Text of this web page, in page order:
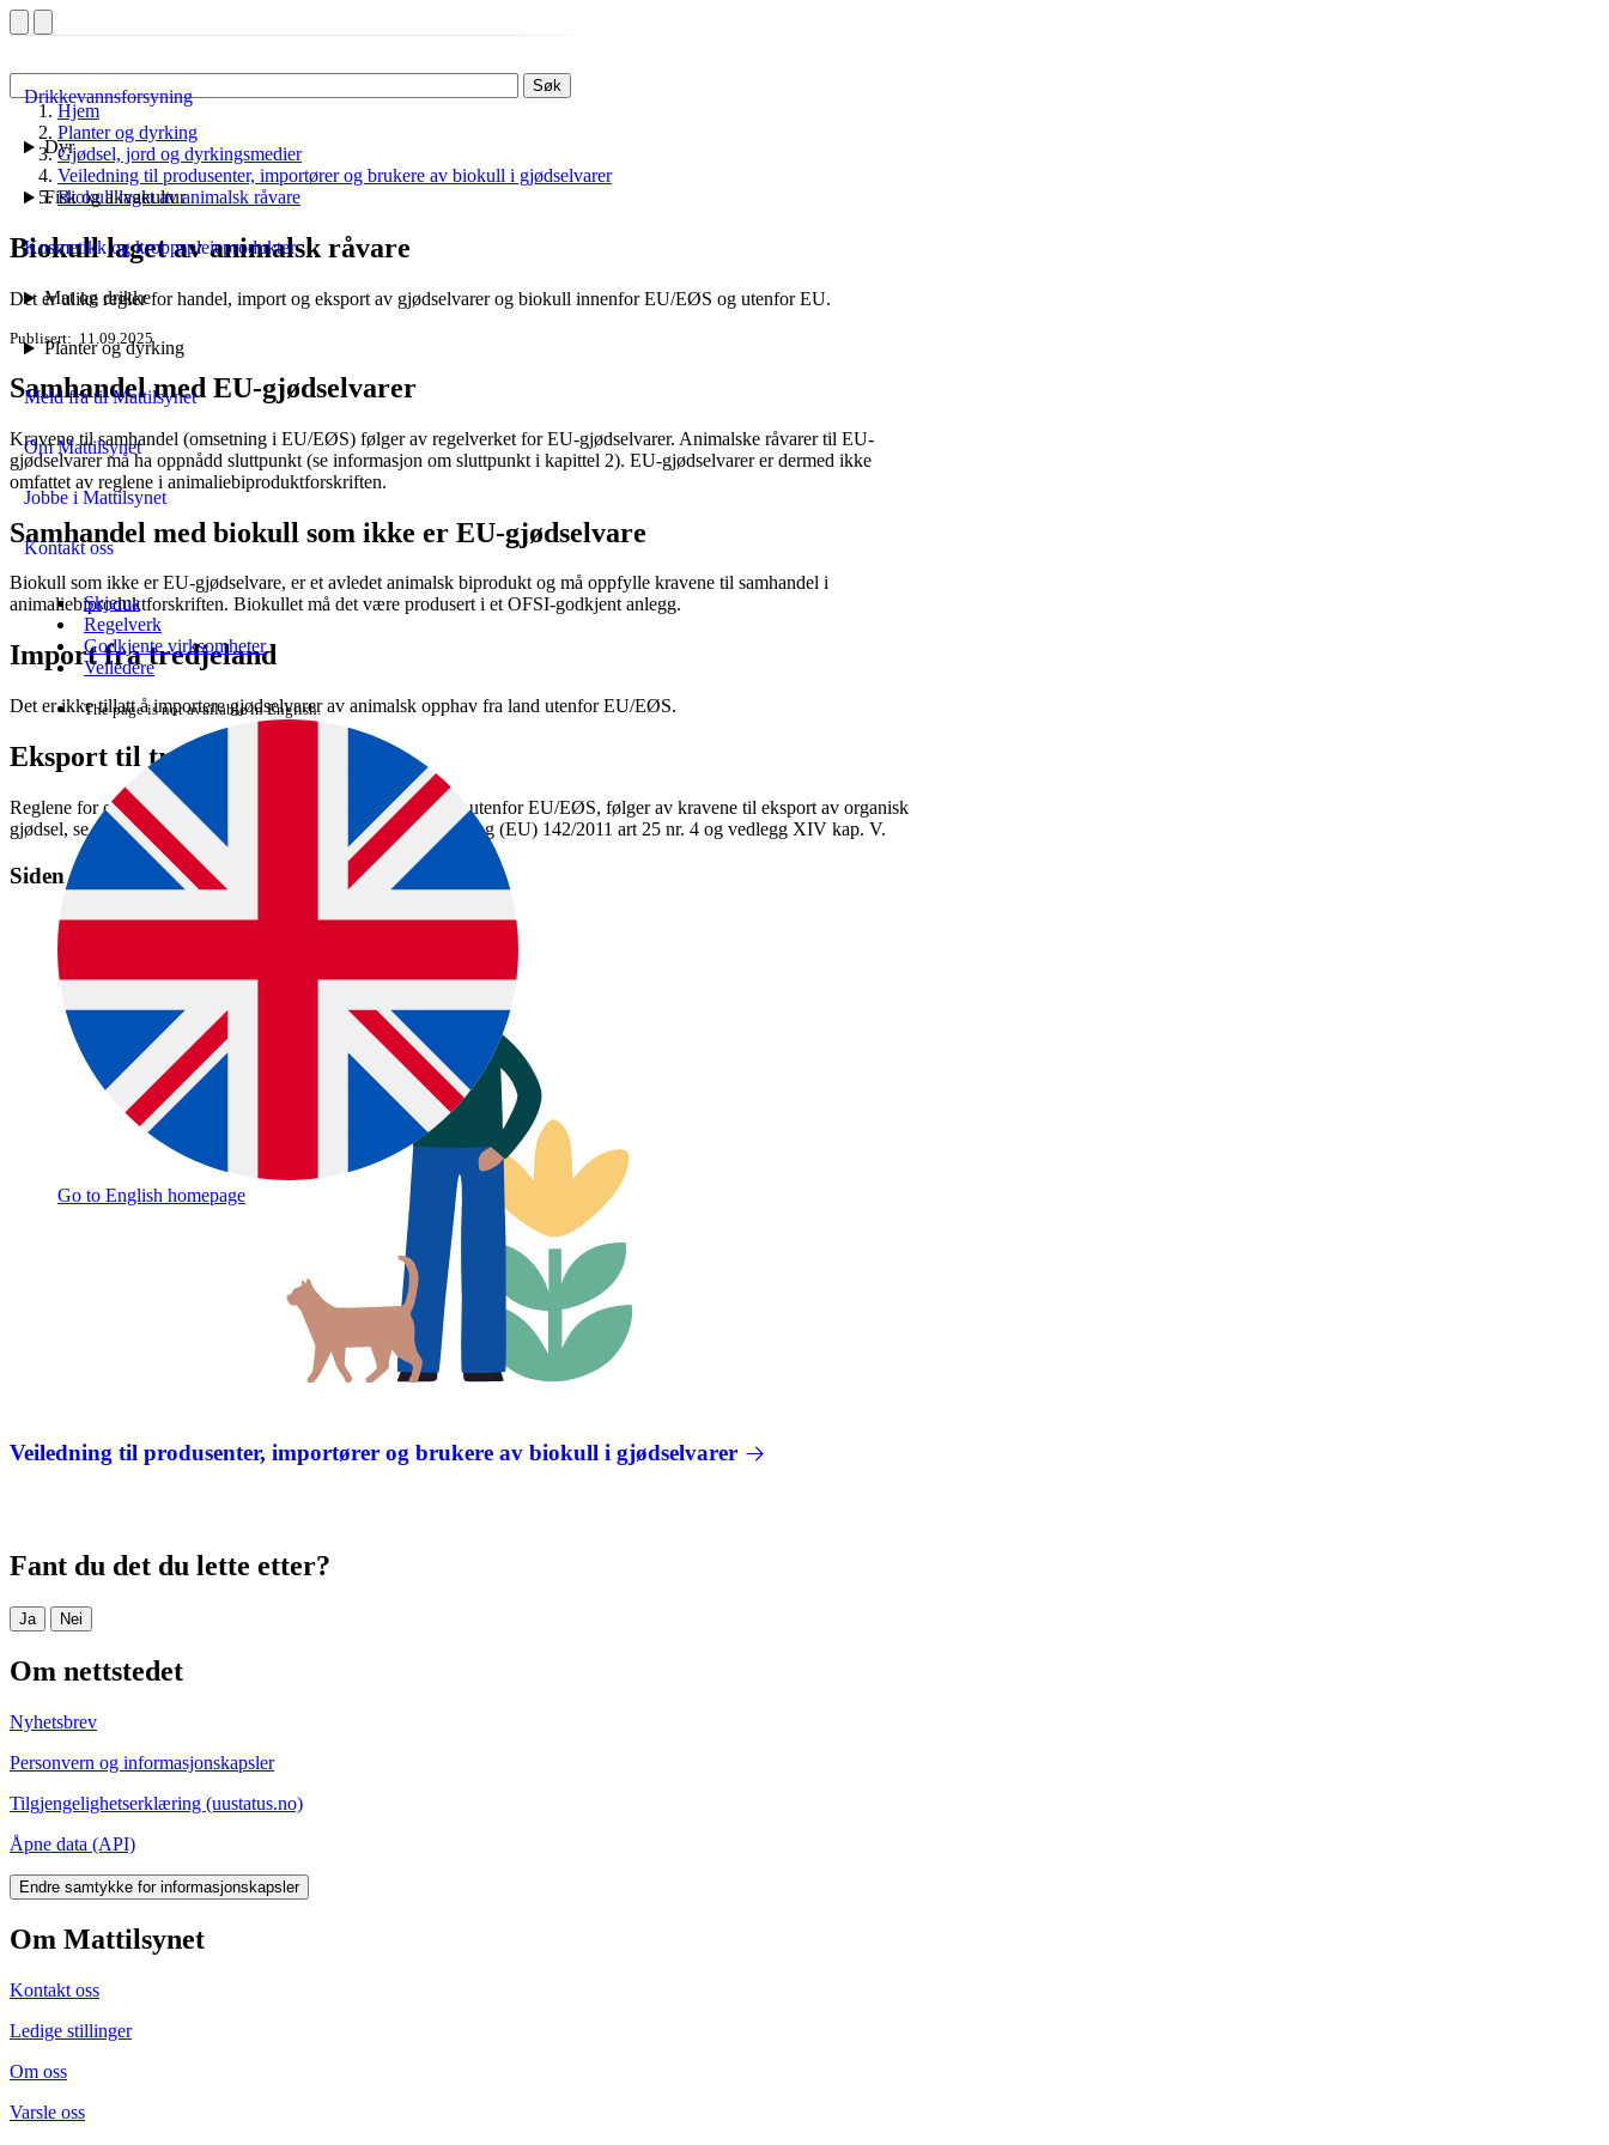
Søk
Drikkevannsforsyning
Dyr
Fisk og akvakultur
Kosmetikk og kroppspleieprodukter
Mat og drikke
Planter og dyrking
Meld fra til Mattilsynet
Om Mattilsynet
Jobbe i Mattilsynet
Kontakt oss
Skjema
Regelverk
Godkjente virksomheter
Veiledere
The page is not available in English.
Go to English homepage
Hjem
Planter og dyrking
Gjødsel, jord og dyrkingsmedier
Veiledning til produsenter, importører og brukere av biokull i gjødselvarer
Biokull laget av animalsk råvare
Biokull laget av animalsk råvare
Det er ulike regler for handel, import og eksport av gjødselvarer og biokull innenfor EU/EØS og utenfor EU.
Publisert 11.09.2025
Samhandel med EU-gjødselvarer
Kravene til samhandel (omsetning i EU/EØS) følger av regelverket for EU-gjødselvarer. Animalske råvarer til EU-
gjødselvarer må ha oppnådd sluttpunkt (se informasjon om sluttpunkt i kapittel 2). EU-gjødselvarer er dermed ikke
omfattet av reglene i animaliebiproduktforskriften.
Samhandel med biokull som ikke er EU-gjødselvare
Biokull som ikke er EU-gjødselvare, er et avledet animalsk biprodukt og må oppfylle kravene til samhandel i
animaliebiproduktforskriften. Biokullet må det være produsert i et OFSI-godkjent anlegg.
Import fra tredjeland
Det er ikke tillatt å importere gjødselvarer av animalsk opphav fra land utenfor EU/EØS.
Eksport til tredjeland
Reglene for eksport av biokull med animalsk opphav til land utenfor EU/EØS, følger av kravene til eksport av organisk
gjødsel, se forordning (EF) 1069/2009 art 43 nr. 3 og forordning (EU) 142/2011 art 25 nr. 4 og vedlegg XIV kap. V.
Siden er en del av denne veiledningen:
Veiledning til produsenter, importører og brukere av biokull i gjødselvarer
Fant du det du lette etter?
Ja Nei
Om nettstedet
Nyhetsbrev
Personvern og informasjonskapsler
Tilgjengelighetserklæring (uustatus.no)
Åpne data (API)
Endre samtykke for informasjonskapsler
Om Mattilsynet
Kontakt oss
Ledige stillinger
Om oss
Varsle oss